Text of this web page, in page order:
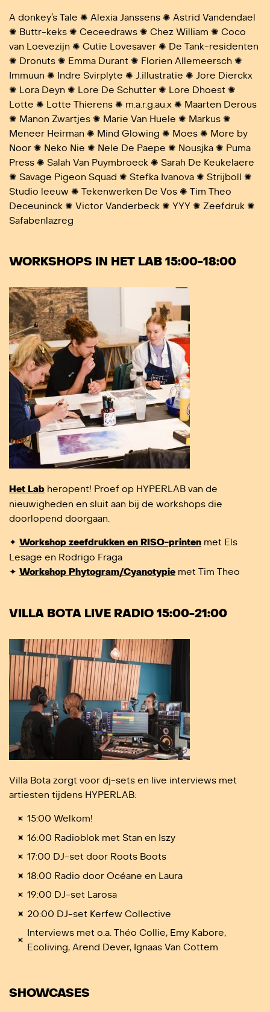
A donkey’s Tale ✺ Alexia Janssens ✺ Astrid Vandendael
✺ Buttr-keks ✺ Ceceedraws ✺ Chez William ✺ Coco
van Loevezijn ✺ Cutie Lovesaver ✺ De Tank-residenten
✺ Dronuts ✺ Emma Durant ✺ Florien Allemeersch ✺
Immuun ✺ Indre Svirplyte ✺ J.illustratie ✺ Jore Dierckx
✺ Lora Deyn ✺ Lore De Schutter ✺ Lore Dhoest ✺
Lotte ✺ Lotte Thierens ✺ m.a.r.g.au.x ✺ Maarten Derous
✺ Manon Zwartjes ✺ Marie Van Huele ✺ Markus ✺
Meneer Heirman ✺ Mind Glowing ✺ Moes ✺ More by
Noor ✺ Neko Nie ✺ Nele De Paepe ✺ Nousjka ✺ Puma
Press ✺ Salah Van Puymbroeck ✺ Sarah De Keukelaere
✺ Savage Pigeon Squad ✺ Stefka Ivanova ✺ Strijboll ✺
Studio leeuw ✺ Tekenwerken De Vos ✺ Tim Theo
Deceuninck ✺ Victor Vanderbeck ✺ YYY ✺ Zeefdruk ✺
Safabenlazreg
WORKSHOPS IN HET LAB 15:00-18:00
Het Lab heropent! Proef op HYPERLAB van de
nieuwigheden en sluit aan bij de workshops die
doorlopend doorgaan.
✦ Workshop zeefdrukken en RISO-printen met Els
Lesage en Rodrigo Fraga
✦ Workshop Phytogram/Cyanotypie met Tim Theo
VILLA BOTA LIVE RADIO 15:00-21:00
Villa Bota zorgt voor dj-sets en live interviews met
artiesten tijdens HYPERLAB:
15:00 Welkom!
16:00 Radioblok met Stan en Iszy
17:00 DJ-set door Roots Boots
18:00 Radio door Océane en Laura
19:00 DJ-set Larosa
20:00 DJ-set Kerfew Collective
Interviews met o.a. Théo Collie, Emy Kabore,
Ecoliving, Arend Dever, Ignaas Van Cottem
SHOWCASES